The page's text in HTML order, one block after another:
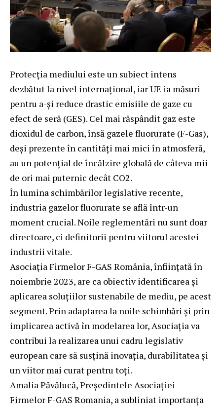
Protecția mediului este un subiect intens
dezbătut la nivel internațional, iar UE ia măsuri
pentru a-și reduce drastic emisiile de gaze cu
efect de seră (GES). Cel mai răspândit gaz este
dioxidul de carbon, însă gazele fluorurate (F-Gas),
deși prezente în cantități mai mici în atmosferă,
au un potențial de încălzire globală de câteva mii
de ori mai puternic decât CO2.
În lumina schimbărilor legislative recente,
industria gazelor fluorurate se află într-un
moment crucial. Noile reglementări nu sunt doar
directoare, ci definitorii pentru viitorul acestei
industrii vitale.
Asociația Firmelor F-GAS România, înființată în
noiembrie 2023, are ca obiectiv identificarea și
aplicarea soluțiilor sustenabile de mediu, pe acest
segment. Prin adaptarea la noile schimbări și prin
implicarea activă în modelarea lor, Asociația va
contribui la realizarea unui cadru legislativ
european care să susțină inovația, durabilitatea și
un viitor mai curat pentru toți.
Amalia Păvălucă, Președintele Asociației
Firmelor F-GAS Romania, a subliniat importanța